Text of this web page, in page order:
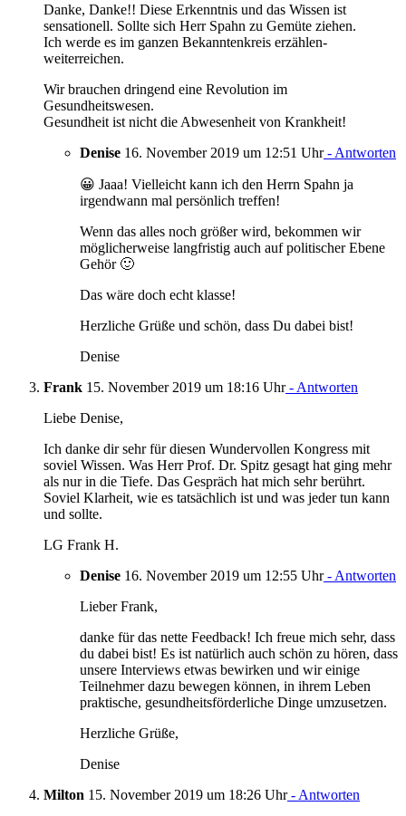
Danke, Danke!! Diese Erkenntnis und das Wissen ist
sensationell. Sollte sich Herr Spahn zu Gemüte ziehen.
Ich werde es im ganzen Bekanntenkreis erzählen-
weiterreichen.
Wir brauchen dringend eine Revolution im
Gesundheitswesen.
Gesundheit ist nicht die Abwesenheit von Krankheit!
Denise 16. November 2019 um 12:51 Uhr- Antworten
😀 Jaaa! Vielleicht kann ich den Herrn Spahn ja
irgendwann mal persönlich treffen!
Wenn das alles noch größer wird, bekommen wir
möglicherweise langfristig auch auf politischer Ebene
Gehör 🙂
Das wäre doch echt klasse!
Herzliche Grüße und schön, dass Du dabei bist!
Denise
Frank 15. November 2019 um 18:16 Uhr- Antworten
Liebe Denise,
Ich danke dir sehr für diesen Wundervollen Kongress mit
soviel Wissen. Was Herr Prof. Dr. Spitz gesagt hat ging mehr
als nur in die Tiefe. Das Gespräch hat mich sehr berührt.
Soviel Klarheit, wie es tatsächlich ist und was jeder tun kann
und sollte.
LG Frank H.
Denise 16. November 2019 um 12:55 Uhr- Antworten
Lieber Frank,
danke für das nette Feedback! Ich freue mich sehr, dass
du dabei bist! Es ist natürlich auch schön zu hören, dass
unsere Interviews etwas bewirken und wir einige
Teilnehmer dazu bewegen können, in ihrem Leben
praktische, gesundheitsförderliche Dinge umzusetzen.
Herzliche Grüße,
Denise
Milton 15. November 2019 um 18:26 Uhr- Antworten